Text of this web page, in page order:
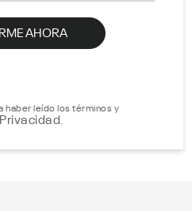
haber leído los términos y